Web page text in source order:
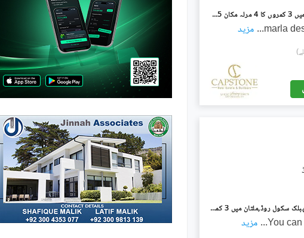
گھاگرا ولاز ملتان پبلک سکول روڈ,ملتان میں 3 کمروں کا 4 مرلہ مکان 1.45 کروڑ میں برائے فروخت۔
... مزید
رائل آرچرڈ - بلاک ایف رائل آرچرڈ,ملتان پبلک سکول روڈ,ملتان میں 3 کمروں کا 5 مرلہ مکان 1.95 کروڑ میں برائے فروخت۔
You
... مزید